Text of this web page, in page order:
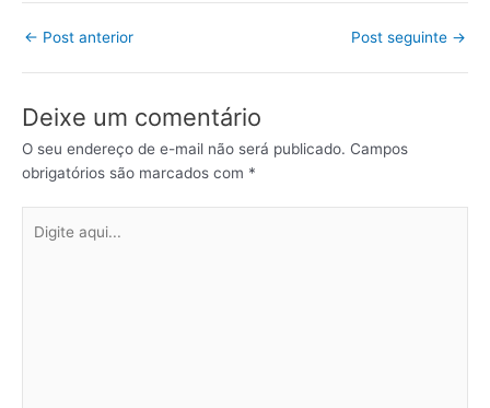
← Post anterior Post seguinte →
Deixe um comentário
O seu endereço de e-mail não será publicado. Campos
obrigatórios são marcados com *
aqui...